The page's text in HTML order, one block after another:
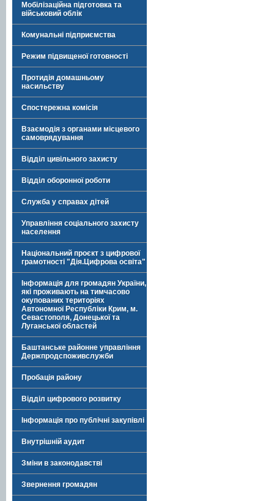
Мобілізаційна підготовка та
військовий облік
Комунальні підприємства
Режим підвищеної готовності
Протидія домашньому
насильству
Спостережна комісія
Взаємодія з органами місцевого
самоврядування
Відділ цивільного захисту
Відділ оборонної роботи
Служба у справах дітей
Управління соціального захисту
населення
Національний проєкт з цифрової
грамотності "Дія.Цифрова освіта"
Інформація для громадян України,
які проживають на тимчасово
окупованих територіях
Автономної Республіки Крим, м.
Севастополя, Донецької та
Луганської областей
Баштанське районне управління
Держпродспоживслужби
Пробація району
Відділ цифрового розвитку
Інформація про публічні закупівлі
Внутрішній аудит
Зміни в законодавстві
Звернення громадян